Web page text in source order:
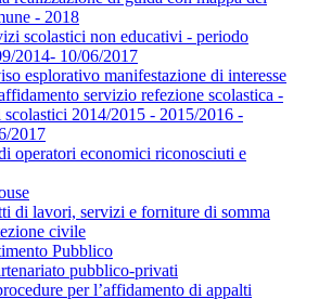
- 2018
scolastici non educativi - periodo
2014- 10/06/2017
esplorativo manifestazione di interesse
servizio refezione scolastica -
scolastici 2014/2015 - 2015/2016 -
2017
operatori economici riconosciuti e
di lavori, servizi e forniture di somma
civile
Pubblico
pubblico-privati
per l’affidamento di appalti